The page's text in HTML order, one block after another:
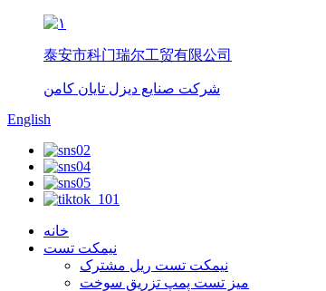
泰安市科门瑞尔工贸有限公司
شرکت صنایع دیزل تایان کامن
English
خانه
نیمکت تست
نیمکت تست ریل مشترک
میز تست پمپ تزریق سوخت